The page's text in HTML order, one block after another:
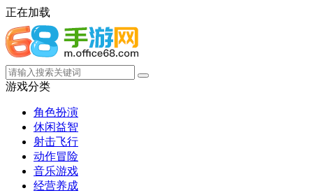
正在加载
游戏分类
角色扮演
休闲益智
射击飞行
动作冒险
音乐游戏
经营养成